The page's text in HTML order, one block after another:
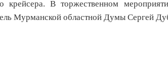
крейсера. В торжественном
Мурманской областной Думы Сергей